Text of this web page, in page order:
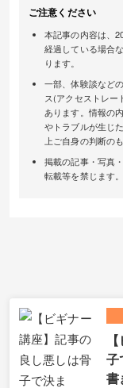
ご注意ください
本記事の内容は、
経過している場合
ります。
一部、体験談など
ス(アクセストレー
あります。情報の
やトラブルが生じ
上ご自身の判断の
掲載の記事・写真
転載等を禁じます。
子
書